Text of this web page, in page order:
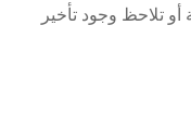
تلاحظ وجود تأخير